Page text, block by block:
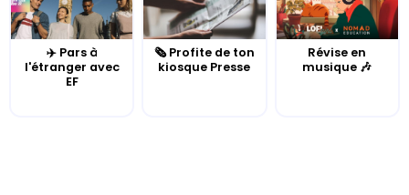
✈️ Pars à
l'étranger avec
EF
🗞️ Profite de ton
kiosque Presse
Révise en
musique 🎶